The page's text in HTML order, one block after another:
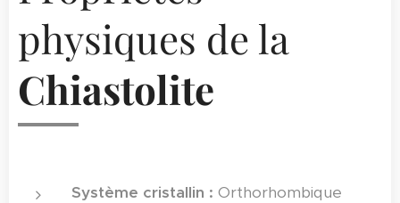
physiques de la
Chiastolite
Système cristallin : Orthorhombique